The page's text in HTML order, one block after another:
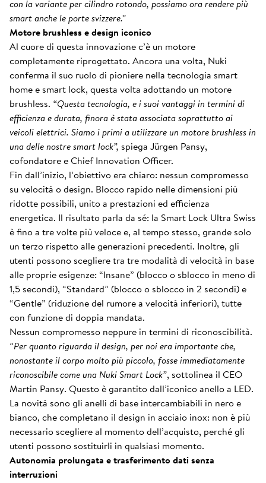
con la variante per cilindro rotondo, possiamo ora rendere più
smart anche le porte svizzere.”
Motore brushless e design iconico
Al cuore di questa innovazione c’è un motore
completamente riprogettato. Ancora una volta, Nuki
conferma il suo ruolo di pioniere nella tecnologia smart
home e smart lock, questa volta adottando un motore
brushless. “Questa tecnologia, e i suoi vantaggi in termini di
efficienza e durata, finora è stata associata soprattutto ai
veicoli elettrici. Siamo i primi a utilizzare un motore brushless in
una delle nostre smart lock”, spiega Jürgen Pansy,
cofondatore e Chief Innovation Officer.
Fin dall’inizio, l’obiettivo era chiaro: nessun compromesso
su velocità o design. Blocco rapido nelle dimensioni più
ridotte possibili, unito a prestazioni ed efficienza
energetica. Il risultato parla da sé: la Smart Lock Ultra Swiss
è fino a tre volte più veloce e, al tempo stesso, grande solo
un terzo rispetto alle generazioni precedenti. Inoltre, gli
utenti possono scegliere tra tre modalità di velocità in base
alle proprie esigenze: “Insane” (blocco o sblocco in meno di
1,5 secondi), “Standard” (blocco o sblocco in 2 secondi) e
“Gentle” (riduzione del rumore a velocità inferiori), tutte
con funzione di doppia mandata.
Nessun compromesso neppure in termini di riconoscibilità.
“Per quanto riguarda il design, per noi era importante che,
nonostante il corpo molto più piccolo, fosse immediatamente
riconoscibile come una Nuki Smart Lock”, sottolinea il CEO
Martin Pansy. Questo è garantito dall’iconico anello a LED.
La novità sono gli anelli di base intercambiabili in nero e
bianco, che completano il design in acciaio inox: non è più
necessario scegliere al momento dell’acquisto, perché gli
utenti possono sostituirli in qualsiasi momento.
Autonomia prolungata e trasferimento dati senza
interruzioni